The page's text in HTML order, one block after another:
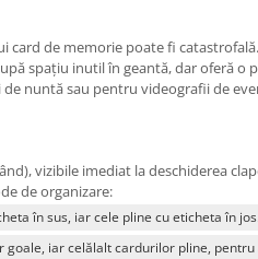
card de memorie poate fi catastrofală.
spațiu inutil în geantă, dar oferă
nuntă sau pentru videografii de
vizibile imediat la deschiderea
de organizare:
în sus, iar cele pline cu eticheta în
iar celălalt cardurilor pline,